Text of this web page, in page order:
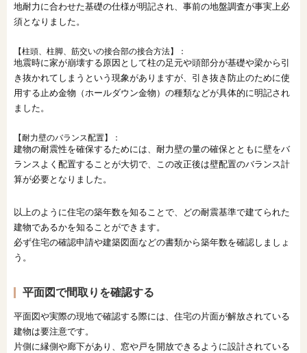
地耐力に合わせた基礎の仕様が明記され、事前の地盤調査が事実上必
須となりました。
【柱頭、柱脚、筋交いの接合部の接合方法】：
地震時に家が崩壊する原因として柱の足元や頭部分が基礎や梁から引
き抜かれてしまうという現象がありますが、引き抜き防止のために使
用する止め金物（ホールダウン金物）の種類などが具体的に明記され
ました。
【耐力壁のバランス配置】：
建物の耐震性を確保するためには、耐力壁の量の確保とともに壁をバ
ランスよく配置することが大切で、この改正後は壁配置のバランス計
算が必要となりました。
以上のように住宅の築年数を知ることで、どの耐震基準で建てられた
建物であるかを知ることができます。
必ず住宅の確認申請や建築図面などの書類から築年数を確認しましょ
う。
平面図で間取りを確認する
平面図や実際の現地で確認する際には、住宅の片面が解放されている
建物は要注意です。
片側に縁側や廊下があり、窓や戸を開放できるように設計されている